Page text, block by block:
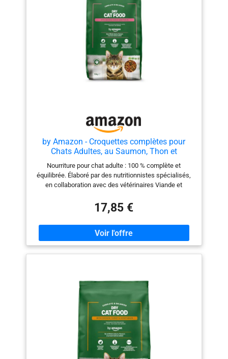
by Amazon - Croquettes complètes pour
Chats Adultes, au Saumon, Thon et
légumes, 1 Lot de 10kg
Nourriture pour chat adulte : 100 % complète et
équilibrée. Élaboré par des nutritionnistes spécialisés,
en collaboration avec des vétérinaires Viande et
dérivés d’origine animale consommables par les
humains) Poisson et produits dérivés du poisson : env.
8 % (produits dérivés d’origine animale consommables
par les humains) Prébiotiques naturels pour faciliter la
digestion Biotine et zinc pour une peau et un pelage
sains Vitamine D pour des os forts Sans arômes
grande qualité Sachet refermable pour une fraîcheur
17,85 €